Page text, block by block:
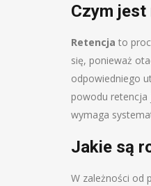
Czym
Retencja to
się, ponieważ
odpowiedniego
powodu retencja
wymaga
Jakie są
W zależności od